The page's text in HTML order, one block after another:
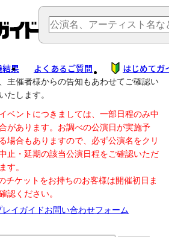
果 よくあるご質問 はじめてガ
期等のご案内は、以下公演日リンクから
主催者様からの告知もあわせてご確認い
たします。
ベントにつきましては、一部日程のみ中
があります。お調べの公演日が実施予
場合もありますので、必ず公演名をクリ
止・延期の該当公演日程をご確認いただ
す。
チケットをお持ちのお客様は開催初日ま
認ください。
レイガイドお問い合わせフォーム